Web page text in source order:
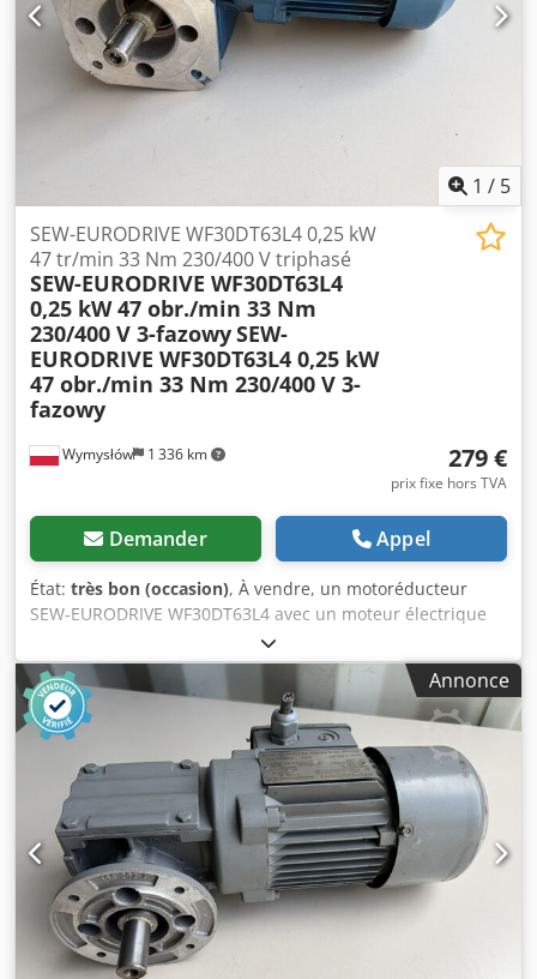
Caractéristiques techniques : Fabricant : LOHER Modèle :
ANGA-355LB-04A Puissance : 270 kW Vitesse de rotation :
1490 tr/min Fréquence : 50 Hz Tension : 400/690 V (Δ/Y)
Plage de tension : 380–420 V Δ / 655–725 V Y Facteur de
montage : IM B3 Norme : EN 60034 / IEC 38 Pays de
fabrication : Allemagne
1 / 5
Wymysłów 1 336 km
SEW-EURODRIVE WF30DT63L4 0,25 kW
47 tr/min 33 Nm 230/400 V triphasé
SEW-EURODRIVE WF30DT63L4
0,25 kW 47 obr./min 33 Nm
230/400 V 3-fazowySEW-
EURODRIVE WF30DT63L4 0,25 kW
47 obr./min 33 Nm 230/400 V 3-
fazowy
279 €
prix fixe hors TVA
Demander Appel
État: très bon (occasion), À vendre, un motoréducteur
SEW-EURODRIVE WF30DT63L4 avec un moteur électrique
triphasé d’une puissance de 0,25 kW. L’appareil est en
parfait état de fonctionnement, testé et prêt à l’emploi. Son
état technique et visuel est bon. On observe des traces
d’usure normales, dues à son utilisation. La robuste
transmission SEW-EURODRIVE assure un fonctionnement
fiable et convient parfaitement aux convoyeurs, aux
alimentateurs, aux machines d’emballage, aux lignes de
production et à d’autres applications industrielles.
Caractéristiques techniques : Fabricant : SEW-EURODRIVE
Type : WF30DT63L4 Puissance du moteur : 0,25 kW
Alimentation : 3 × 230Δ / 400Y V Vitesse du moteur : 1300
tr/min Vitesse de sortie : 47 tr/min Couple : 33 Nm
Fonctionnement : S1 Courant : 1,19 / 0,68 A Fréquence : 50
Hz Facteur de puissance : cos φ 0,81 Indice de protection :
Annonce